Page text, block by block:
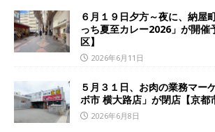
６月１９日夕方～夜に、納屋
っち夏至カレー2026」が開催
区】
2026年6月11日
５月３１日、お肉の業務マー
ボ市 横大路店」が閉店【京都
2026年6月8日